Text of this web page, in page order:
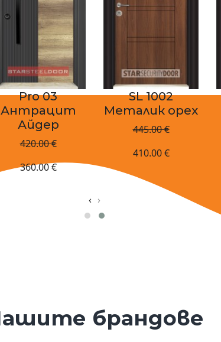
Pro 03
Антрацит
Айдер
420.00 €
360.00 €
SL 1002
Металик орех
445.00 €
410.00 €
‹ ›
брандове